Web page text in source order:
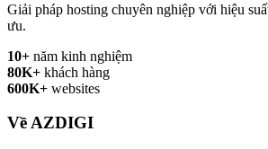
Giải pháp hosting chuyên nghiệp với hiệu
ưu.
10+ năm kinh nghiệm
80K+ khách hàng
600K+ websites
Về AZDIGI